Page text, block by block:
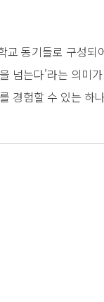
동기들로 구성되
넘는다'라는 의미
경험할 수 있는 하